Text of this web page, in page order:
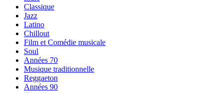
Classique
Jazz
Latino
Chillout
Film et Comédie musicale
Soul
Années 70
Musique traditionnelle
Reggaeton
Années 90